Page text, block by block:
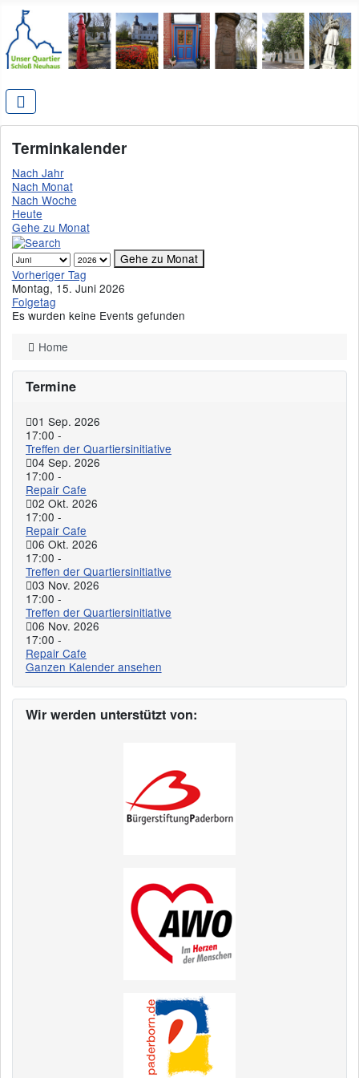
Terminkalender
Nach Jahr
Nach Monat
Nach Woche
Heute
Gehe zu Monat
Gehe zu Monat
Vorheriger Tag
Montag, 15. Juni 2026
Folgetag
Es wurden keine Events gefunden
Home
Termine
01 Sep. 2026
17:00 -
Treffen der Quartiersinitiative
04 Sep. 2026
17:00 -
Repair Cafe
02 Okt. 2026
17:00 -
Repair Cafe
06 Okt. 2026
17:00 -
Treffen der Quartiersinitiative
03 Nov. 2026
17:00 -
Treffen der Quartiersinitiative
06 Nov. 2026
17:00 -
Repair Cafe
Ganzen Kalender ansehen
Wir werden unterstützt von: